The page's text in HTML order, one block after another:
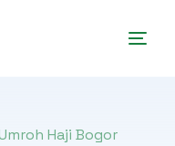
Haji Bogor